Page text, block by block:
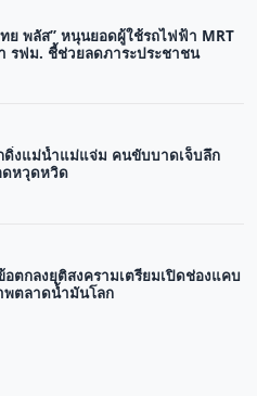
ย พลัส” หนุนยอดผู้ใช้รถไฟฟ้า MRT
รฟม. ชี้ช่วยลดภาระประชาชน
ดิ่งแม่น้ำแม่แจ่ม คนขับบาดเจ็บลึก
ดหวุดหวิด
ตกลงยุติสงครามเตรียมเปิดช่องแคบ
พตลาดน้ำมันโลก